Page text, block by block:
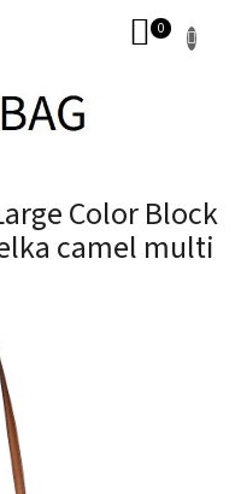
Color Block
camel multi